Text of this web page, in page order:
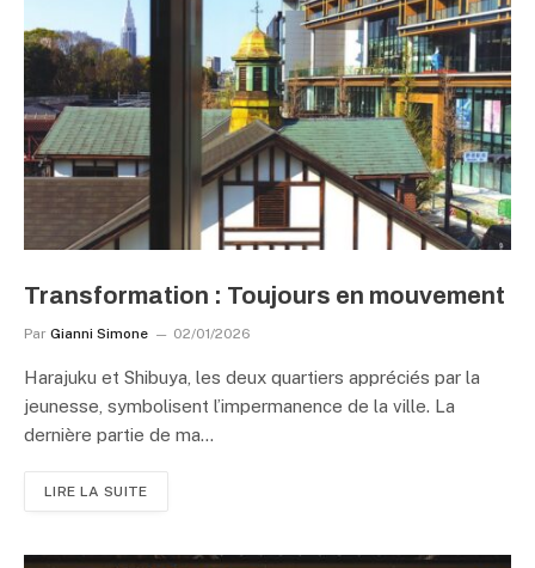
Transformation : Toujours en mouvement
Par Gianni Simone 02/01/2026
Harajuku et Shibuya, les deux quartiers appréciés par la
jeunesse, symbolisent l’impermanence de la ville. La
dernière partie de ma…
LIRE LA SUITE